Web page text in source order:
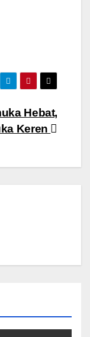
Hebat,
Keren